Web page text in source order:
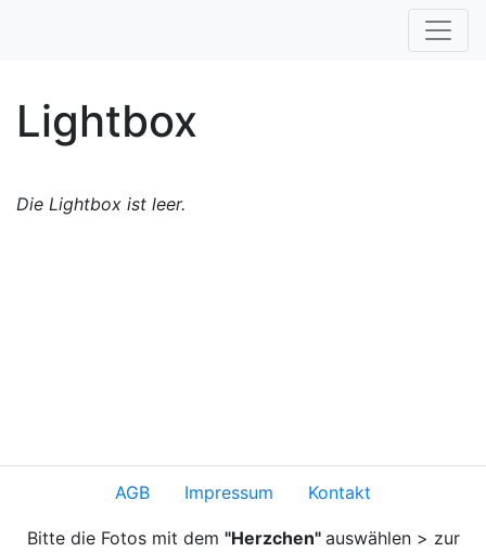
Lightbox
Die Lightbox ist leer.
AGB Impressum Kontakt
Bitte die Fotos mit dem "Herzchen" auswählen > zur